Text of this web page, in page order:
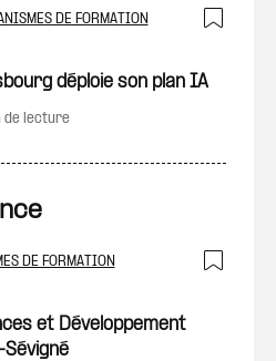
DE FORMATION
déploie son plan IA
de lecture
DE FORMATION
et Développement